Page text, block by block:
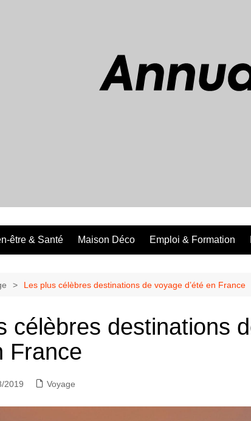
être & Santé Maison Déco Emploi & Formation
Les plus célèbres destinations de voyage d’été en France
célèbres destinations
France
2019 Voyage